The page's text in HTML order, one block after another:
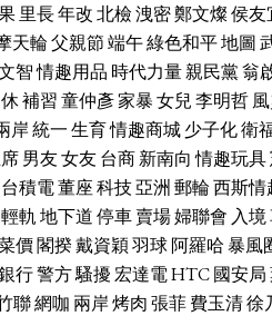
里長年改北檢洩密鄭文燦侯友
天輪父親節端午綠色和平地圖
智情趣用品 時代力量親民黨翁
補習童仲彥家暴女兒李明哲
岸統一生育情趣商城少子化衛
男友女友台商新南向 情趣玩具
台積電董座科技亞洲 郵輪西斯情
輕軌地下道停車賣場婦聯會 入境
價閣揆戴資穎羽球阿羅哈暴風
行警方騷擾宏達電HTC國安局
聯網咖 兩岸烤肉張菲費玉清徐